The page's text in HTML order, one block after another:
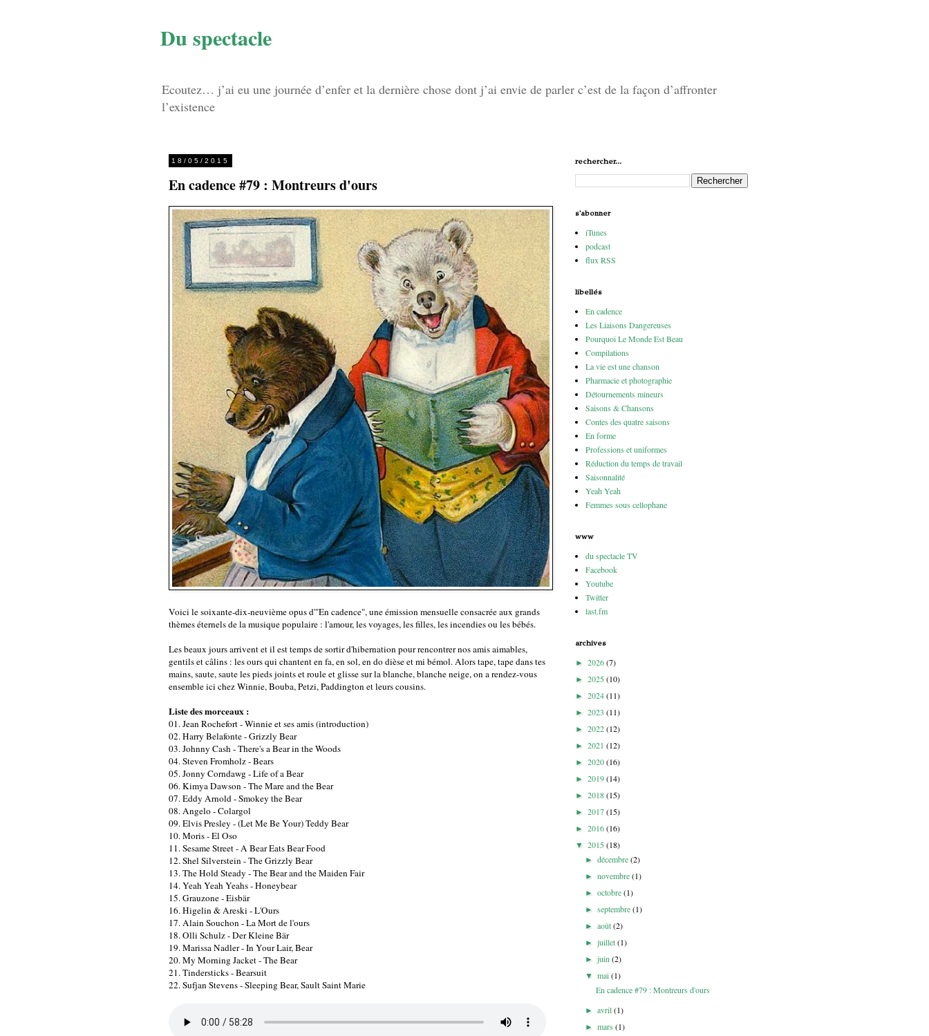
Du spectacle
Ecoutez… j’ai eu une journée d’enfer et la dernière chose dont j’ai envie de parler c’est de la façon d’affronter
l’existence
18/05/2015
En cadence #79 : Montreurs d'ours
Voici le soixante-dix-neuvième opus d'"En cadence", une émission mensuelle consacrée aux grands
thèmes éternels de la musique populaire : l'amour, les voyages, les filles, les incendies ou les bébés.
Les beaux jours arrivent et il est temps de sortir d'hibernation pour rencontrer nos amis aimables,
gentils et câlins : les ours qui chantent en fa, en sol, en do dièse et mi bémol. Alors tape, tape dans tes
mains, saute, saute les pieds joints et roule et glisse sur la blanche, blanche neige, on a rendez-vous
ensemble ici chez Winnie, Bouba, Petzi, Paddington et leurs cousins.
Liste des morceaux :
01. Jean Rochefort - Winnie et ses amis (introduction)
02. Harry Belafonte - Grizzly Bear
03. Johnny Cash - There's a Bear in the Woods
04. Steven Fromholz - Bears
05. Jonny Corndawg - Life of a Bear
06. Kimya Dawson - The Mare and the Bear
07. Eddy Arnold - Smokey the Bear
08. Angelo - Colargol
09. Elvis Presley - (Let Me Be Your) Teddy Bear
10. Moris - El Oso
11. Sesame Street - A Bear Eats Bear Food
12. Shel Silverstein - The Grizzly Bear
13. The Hold Steady - The Bear and the Maiden Fair
14. Yeah Yeah Yeahs - Honeybear
15. Grauzone - Eisbär
16. Higelin & Areski - L'Ours
17. Alain Souchon - La Mort de l'ours
18. Olli Schulz - Der Kleine Bär
19. Marissa Nadler - In Your Lair, Bear
20. My Morning Jacket - The Bear
21. Tindersticks - Bearsuit
22. Sufjan Stevens - Sleeping Bear, Sault Saint Marie
rechercher...
s'abonner
iTunes
podcast
flux RSS
libellés
En cadence
Les Liaisons Dangereuses
Pourquoi Le Monde Est Beau
Compilations
La vie est une chanson
Pharmacie et photographie
Détournements mineurs
Saisons & Chansons
Contes des quatre saisons
En forme
Professions et uniformes
Réduction du temps de travail
Saisonnalité
Yeah Yeah
Femmes sous cellophane
www
du spectacle TV
Facebook
Youtube
Twitter
last.fm
archives
► 2026(7)
► 2025(10)
► 2024(11)
► 2023 (11)
► 2022(12)
► 2021 (12)
► 2020(16)
► 2019(14)
► 2018(15)
► 2017(15)
► 2016(16)
▼ 2015(18)
►décembre(2)
►novembre(1)
►octobre(1)
►septembre(1)
►août(2)
►juillet(1)
►juin(2)
▼mai(1)
En cadence #79 : Montreurs d'ours
►avril(1)
►mars(1)